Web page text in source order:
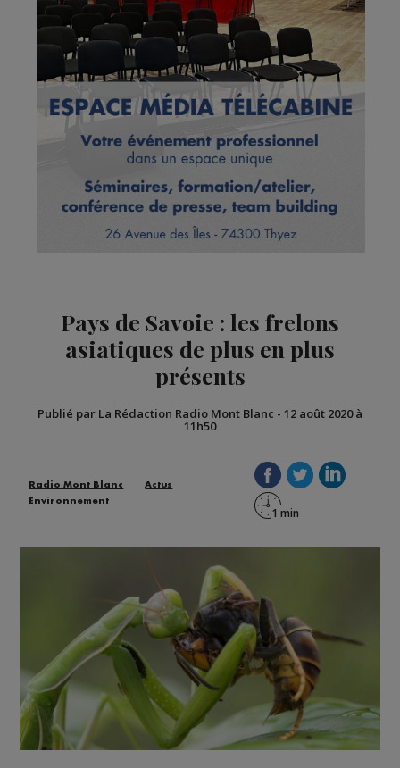
Pays de Savoie : les frelons
asiatiques de plus en plus
présents
Publié par La Rédaction Radio Mont Blanc - 12 août 2020 à
11h50
Radio Mont Blanc
Actus
Environnement